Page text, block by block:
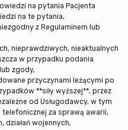
na pytania Pacjenta
na te pytania,
z Regulaminem lub
nieprawdziwych, nieaktualnych
w przypadku podania
zgody,
przyczynami leżącymi po
**siły wyższej**, przez
od Usługodawcy, w tym
za sprawą awarii,
działań wojennych,